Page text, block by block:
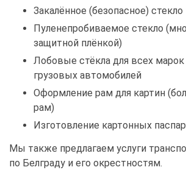
Закалённое (безопасное) стекло
Пуленепробиваемое стекло
защитной плёнкой)
Лобовые стёкла для всех
грузовых автомобилей
Оформление рам для картин
рам)
Изготовление картонных
Мы также предлагаем услуги
по Белграду и его окрестностям.